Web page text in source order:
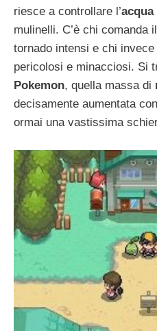
riesce a controllare l’acqua
mulinelli. C’è chi comanda il
tornado intensi e chi
pericolosi e minacciosi. Si
Pokemon, quella massa di
decisamente aumentata
ormai una vastissima